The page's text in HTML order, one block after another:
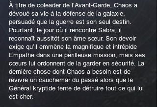
À titre de coleader de l’Avant-Garde, Chaos a
dévoué sa vie à la défense de la galaxie,
persuadé que la guerre est son seul destin.
Pourtant, le jour où il rencontre Sabra, il
reconnaît aussitôt son âme sœur. Son devoir
exige qu’il emmène la magnifique et intrépide
Empathe dans une périlleuse mission, mais ses
cœurs lui ordonnent de la garder en sécurité. La
dernière chose dont Chaos a besoin est de
revivre un cauchemar du passé alors que le
Général kryptide tente de détruire tout ce qui lui
est cher.